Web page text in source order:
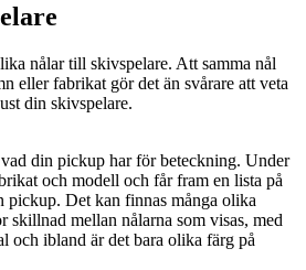
nålar till skivspelare. Att samma nål
eller fabrikat gör det än svårare att veta
din skivspelare.
din pickup har för beteckning. Under
och modell och får fram en lista på
pickup. Det kan finnas många olika
skillnad mellan nålarna som visas, med
och ibland är det bara olika färg på